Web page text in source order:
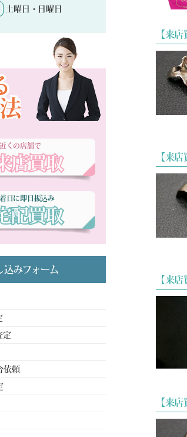
【来
【来
【来
【来
土曜日・日曜日
くの店舗で
店買取
日に即日振込み
配買取
込みフォーム
定
依頼